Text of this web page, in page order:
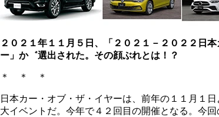
２０２１年１１月５日、「２０２１－２０２２日
ー」か゛選出された。その顔ぶれとは！？
＊ ＊ ＊
日本カー・オブ・ザ・イヤーは、前年の１１月１
大イベントだ。今年で４２回目の開催となる。今